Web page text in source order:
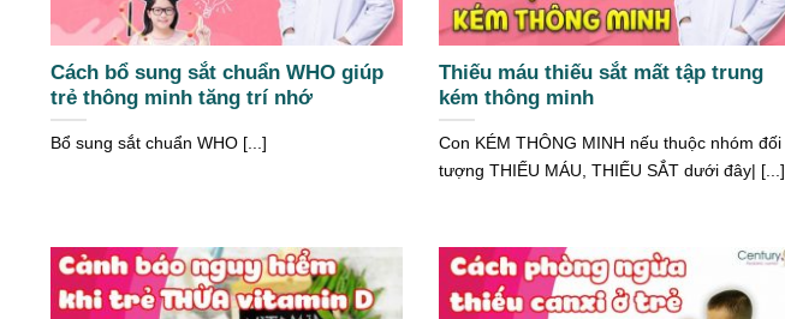
Cách bổ sung sắt chuẩn WHO giúp
trẻ thông minh tăng trí nhớ
Bổ sung sắt chuẩn WHO [...]
Thiếu máu thiếu sắt mất tập trung
kém thông minh
Con KÉM THÔNG MINH nếu thuộc nhóm đối
tượng THIẾU MÁU, THIẾU SẮT dưới đây| [...]